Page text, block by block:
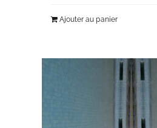
Ajouter au panier